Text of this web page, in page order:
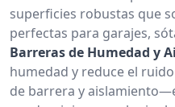
superficies robustas que
perfectas para garajes,
Barreras de Humedad y
humedad y reduce el
de barrera y